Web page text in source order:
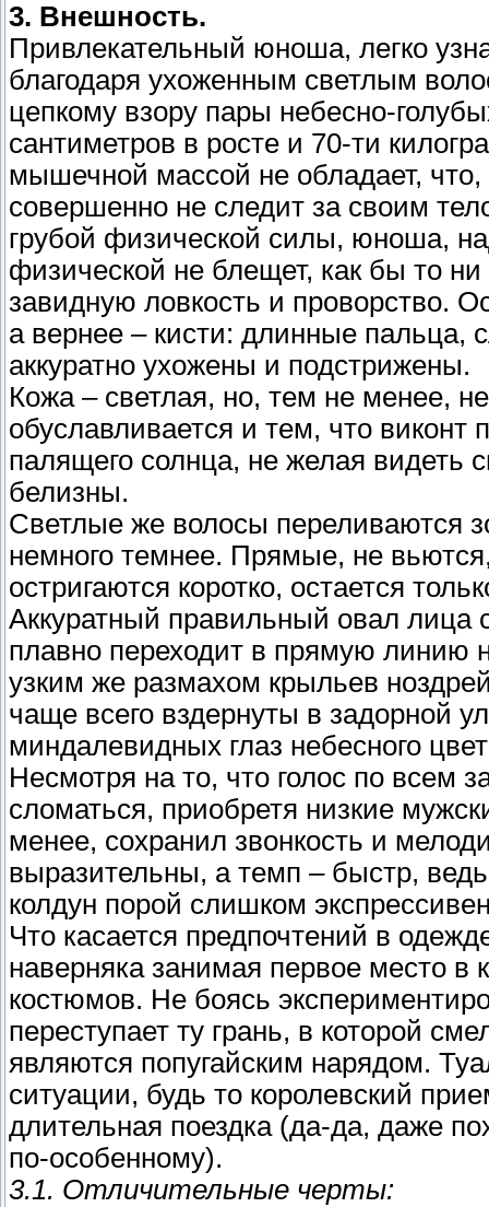
3. Внешность.
Привлекательный юноша, легко
благодаря ухоженным светлым
цепкому взору пары небесно-
сантиметров в росте и 70-ти
мышечной массой не обладает, что,
совершенно не следит за своим
грубой физической силы, юноша,
физической не блещет, как бы то
завидную ловкость и проворство.
а вернее – кисти: длинные пальца,
аккуратно ухожены и подстрижены.
Кожа – светлая, но, тем не менее,
обуславливается и тем, что
палящего солнца, не желая видеть
белизны.
Светлые же волосы переливаются
немного темнее. Прямые, не
остригаются коротко, остается
Аккуратный правильный овал лица
плавно переходит в прямую линию
узким же размахом крыльев
чаще всего вздернуты в задорной
миндалевидных глаз небесного
Несмотря на то, что голос по всем
сломаться, приобретя низкие
менее, сохранил звонкость и
выразительны, а темп – быстр,
колдун порой слишком
Что касается предпочтений в
наверняка занимая первое место в
костюмов. Не боясь
переступает ту грань, в которой
являются попугайским нарядом.
ситуации, будь то королевский
длительная поездка (да-да, даже
по-особенному).
3.1. Отличительные черты: